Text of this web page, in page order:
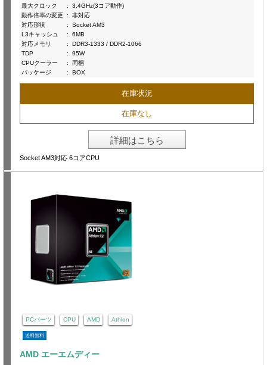
最大クロック
:
3.4GHz(3コア動作)
動作倍率の変更 :
非対応
対応形状
:
Socket AM3
L3キャッシュ
:
6MB
対応メモリ
:
DDR3-1333 / DDR2-1066
TDP
:
95W
CPUクーラー
:
同梱
パッケージ
: BOX
在庫状況
在庫なし
詳細はこちら
Socket AM3対応 6コアCPU
PCパーツ CPU AMD Athlon
送料無料
AMD エーエムディー